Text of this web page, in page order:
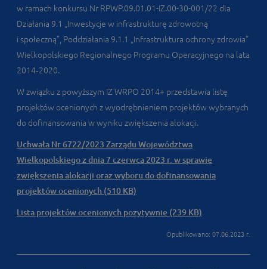
w ramach konkursu Nr RPWP.09.01.01-IZ.00-30-001/22 dla
Działania 9.1 „Inwestycje w infrastrukturę zdrowotną
i społeczną”, Poddziałania 9.1.1 „Infrastruktura ochrony zdrowia”
Wielkopolskiego Regionalnego Programu Operacyjnego na lata
2014‑2020.
W związku z powyższym IZ WRPO 2014+ przedstawia listę
projektów ocenionych z wyodrębnieniem projektów wybranych
do dofinansowania w wyniku zwiększenia alokacji.
Uchwała Nr 6722/2023 Zarządu Województwa
Wielkopolskiego z dnia 7 czerwca 2023 r. w sprawie
zwiększenia alokacji oraz wyboru do dofinansowania
projektów ocenionych (510 KB)
Lista projektów ocenionych pozytywnie (239 KB)
Opublikowano: 07.06.2023 r.